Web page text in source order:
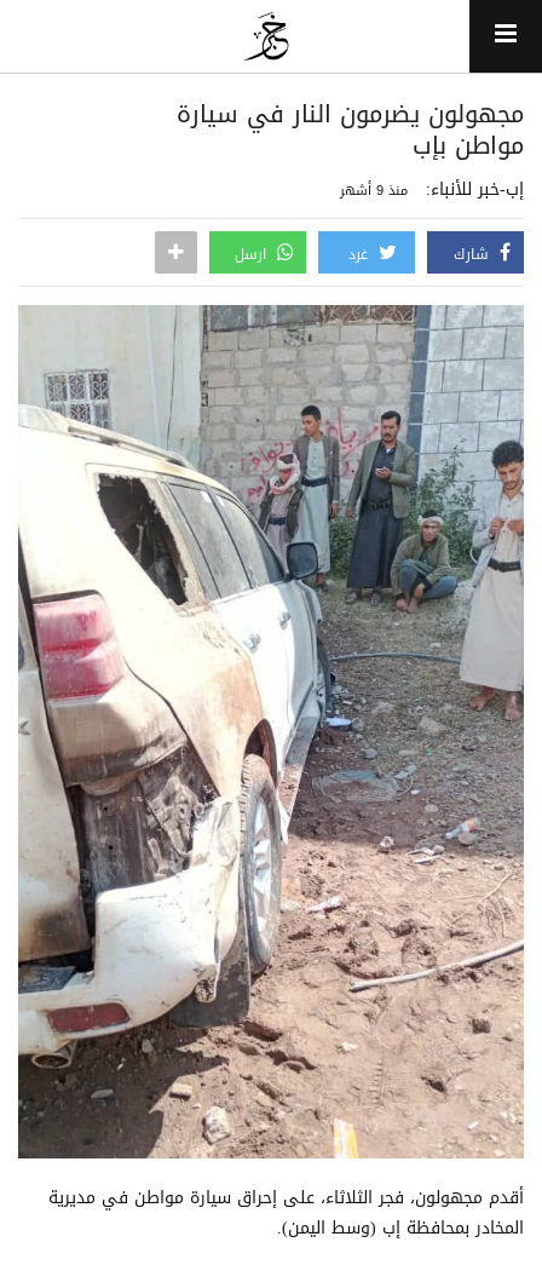
مجهولون يضرمون النار في سيارة
مواطن بإب
إب-خبر للأنباء: منذ 9 أشهر
شارك غرد ارسل
أقدم مجهولون، فجر الثلاثاء، على إحراق سيارة مواطن في مديرية
المخادر بمحافظة إب (وسط اليمن).